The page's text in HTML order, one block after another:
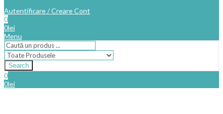
Autentificare / Creare Cont
0
0lei
Menu
Search
0
0lei